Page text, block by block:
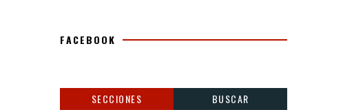
FACEBOOK
SECCIONES BUSCAR